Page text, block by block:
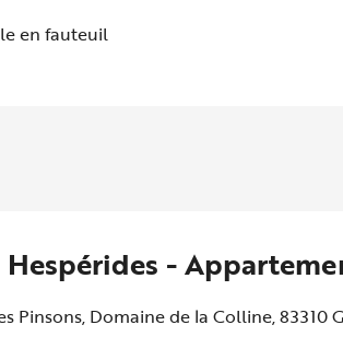
en fauteuil
-
Pinsons, Domaine de la Colline, 83310